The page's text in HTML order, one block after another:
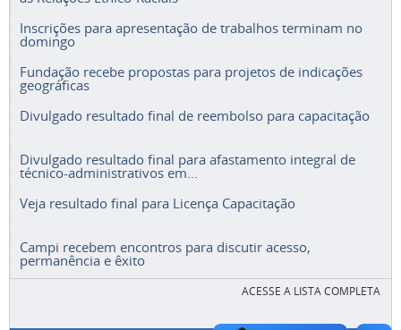
Inscrições para apresentação de trabalhos terminam no
domingo
Fundação recebe propostas para projetos de indicações
geográficas
Divulgado resultado final de reembolso para capacitação
Divulgado resultado final para afastamento integral de
técnico-administrativos em...
Veja resultado final para Licença Capacitação
Campi recebem encontros para discutir acesso,
permanência e êxito
ACESSE A LISTA COMPLETA